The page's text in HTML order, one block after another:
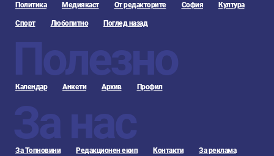
Политика Медиякаст От редакторите София Култура
Спорт Любопитно Поглед назад
Полезно
Календар Анкети Архив Профил
За нас
За Топновини Редакционен екип Контакти За реклама